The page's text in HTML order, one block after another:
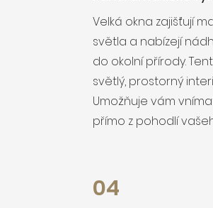
Velká okna zajišťují
světla a nabízejí
do okolní přírody.
světlý, prostorný
Umožňuje vám
přímo z pohodlí
04